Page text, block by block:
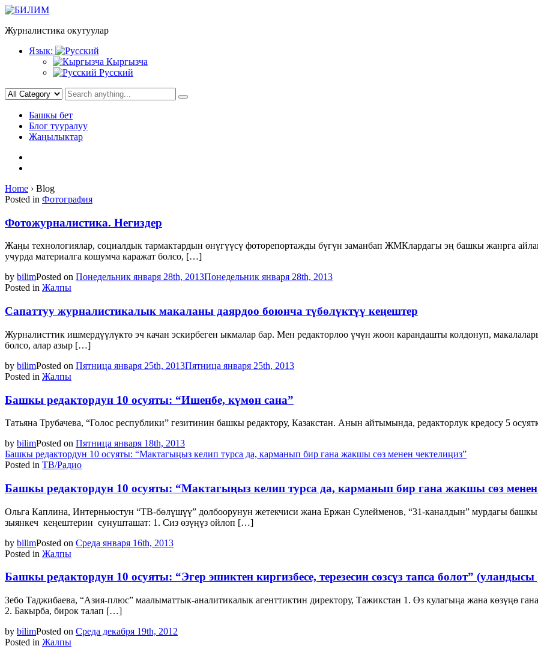
Skip
content
Журналистика окутуулар
Язык:
Кыргызча
Русский
Башкы бет
Блог тууралуу
Жаңылыктар
Home › Blog
Жаңылыктар
Posted in Фотография
Фотожурналистика. Негиздер
Жаңы технологиялар, социалдык тармактардын өнүгүүсү фоторепортажды бүгүн заманбап ЖМКлардагы эң башкы жанрга
учурда материалга кошумча каражат болсо, […]
by bilimPosted on Понедельник января 28th, 2013Понедельник января 28th, 2013
Posted in Жалпы
Сапаттуу журналистикалык макаланы даярдоо боюнча түбөлүктүү кеңештер
Журналисттик ишмердүүлүктө эч качан эскирбеген ыкмалар бар. Мен редакторлоо үчүн жоон карандашты колдонуп,
болсо, алар азыр […]
by bilimPosted on Пятница января 25th, 2013Пятница января 25th, 2013
Posted in Жалпы
Башкы редактордун 10 осуяты: “Ишенбе, күмөн сана”
Татьяна Трубачева, “Голос республики” гезитинин башкы редактору, Казакстан. Анын айтымында, редакторлук кредосу 5
by bilimPosted on Пятница января 18th, 2013
Башкы редактордун 10 осуяты: “Мактагыңыз келип турса да, карманып бир гана жакшы сөз менен чектелиңиз”
Posted in ТВ/Радио
Башкы редактордун 10 осуяты: “Мактагыңыз келип турса да, карманып бир гана жакшы сөз менен
Ольга Каплина, Интерньюстун “ТВ-бөлүшүү” долбоорунун жетекчиси жана Ержан Сулейменов, “31-каналдын” мурдагы
зыянкеч кеңештерин сунушташат: 1. Сиз өзүңүз ойлоп […]
by bilimPosted on Среда января 16th, 2013
Posted in Жалпы
Башкы редактордун 10 осуяты: “Эгер эшиктен киргизбесе, терезесин сөзсүз тапса болот” (уландысы
Зебо Таджибаева, “Азия-плюс” маалыматтык-аналитикалык агенттиктин директору, Тажикстан 1. Өз кулагыңа жана көзүңө
2. Бакырба, бирок талап […]
by bilimPosted on Среда декабря 19th, 2012
Posted in Жалпы